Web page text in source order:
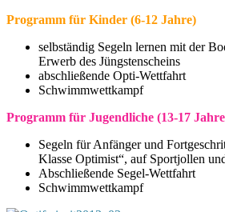
Programm für Kinder (6-12 Jahre)
selbständig Segeln lernen mit der
Erwerb des Jüngstenscheins
abschließende Opti-Wettfahrt
Schwimmwettkampf
Programm für Jugendliche (13-17
Segeln für Anfänger und
Klasse Optimist“, auf Sportjollen
Abschließende Segel-Wettfahrt
Schwimmwettkampf